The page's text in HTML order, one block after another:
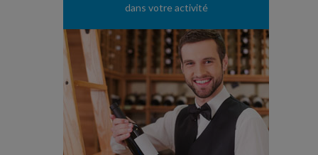
dans votre activité